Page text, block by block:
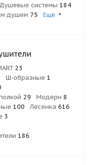
Душевые системы 184
душем 75 Ещё
23
Ш-образные 1
29 Модерн 8
100 Лесенка 616
3
186